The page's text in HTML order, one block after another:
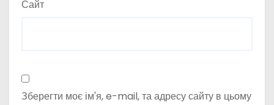
Сайт
Зберегти моє ім'я, e-mail, та адресу сайту в цьому